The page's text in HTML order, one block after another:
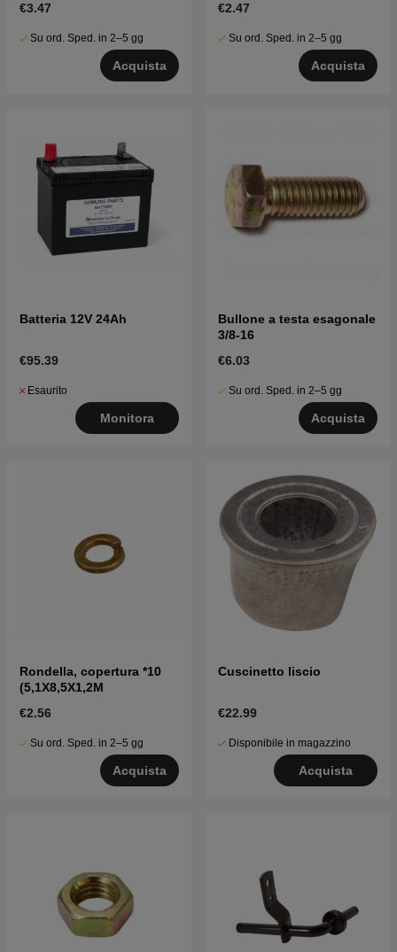
€3.47
Su ord. Sped. in 2–5 gg
Acquista
€2.47
Su ord. Sped. in 2–5 gg
Acquista
Batteria 12V 24Ah
€95.39
Esaurito
Monitora
Bullone a testa esagonale
3/8-16
€6.03
Su ord. Sped. in 2–5 gg
Acquista
Rondella, copertura *10
(5,1X8,5X1,2M
€2.56
Su ord. Sped. in 2–5 gg
Acquista
Cuscinetto liscio
€22.99
Disponibile in magazzino
Acquista